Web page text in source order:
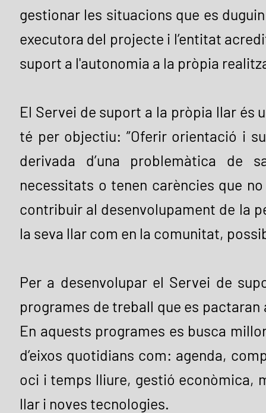
gestionar les situacions que es
executora del projecte i l’entitat
suport a l'autonomia a la pròpia
El Servei de suport a la pròpia llar és
té per objectiu: ”Oferir orientació i
derivada d’una problemàtica de
necessitats o tenen carències que
contribuir al desenvolupament de la
la seva llar com en la comunitat,
Per a desenvolupar el Servei de
programes de treball que es
En aquests programes es busca
d’eixos quotidians com: agenda,
oci i temps lliure, gestió econòmica,
llar i noves tecnologies.